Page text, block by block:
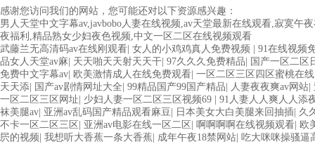
感谢您访问我们的网站，您可能还对以下资源感兴趣：
男人天堂中文字幕av,javbobo人妻在线视频,av天堂最新在线观看,寂寞
夜福利,精品熟女少妇夜色视频,中文一区二区在线视频观看
武藤兰无高清码av在线刚观看 女人的小鸡鸡真人免费视频
91在线视频
品女人天堂av麻 天天啪天天射天天干 97久久久免费精品
国产一区二区
免费中文字幕av 欧美激情成人在线免费观看 一区二区三区四区蜜桃在线
天天添
国产av剧情网址大全 99精品国产99国产精品 人妻夜夜爽av网站
一区二区三区网址 少妇人妻一区二区三区视频69
91人妻人人爽人人添
袜美腿av 亚洲av乱码国产精品观看麻豆 日本美女大白美腿来回抽插 久
不卡一区二区三区
亚洲av电影在线一区二区 啊啊啊啊在线视频观看 欧
屄的视频 我想听大香蕉一条大香蕉 成年午夜18禁网站 吃大咪咪操骚逼